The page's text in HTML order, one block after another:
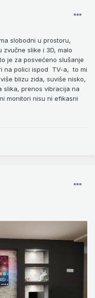
slobodni u prostoru,
slike i 3D, malo
je za posvećeno slušanje
na polici ispod TV-a, to mi
blizu zida, suviše nisko,
slika, prenos vibracija na
monitori nisu ni efikasni